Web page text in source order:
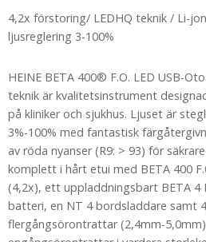
4,2x förstoring/ LEDHQ teknik / Li-
ljusreglering 3-100%
HEINE BETA 400® F.O. LED USB-
teknik är kvalitetsinstrument
på kliniker och sjukhus. Ljuset är
3%-100% med fantastisk
av röda nyanser (R9: > 93) för
komplett i hårt etui med BETA 400
(4,2x), ett uppladdningsbart BETA
batteri, en NT 4 bordsladdare samt
flergångsörontrattar (2,4mm-